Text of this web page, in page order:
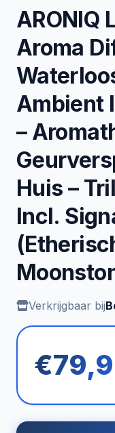
ARONIQ
Aroma
Ambient
–
Huis –
Incl.
Verkrijgbaar bij